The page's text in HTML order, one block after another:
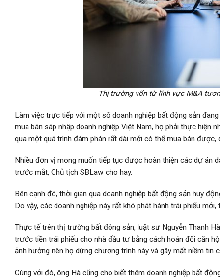
Thị trường vốn từ lĩnh vực M&A
Làm việc trực tiếp với một số doanh nghiệp bất động sản
mua bán sáp nhập doanh nghiệp Việt Nam, họ phải thực hiện
qua một quá trình đàm phán rất dài mới có thể mua bán
Nhiều đơn vị mong muốn tiếp tục được hoàn thiện các dự án
trước mắt, Chủ tịch SBLaw cho hay.
Bên cạnh đó, thời gian qua doanh nghiệp bất động sản huy
Do vậy, các doanh nghiệp này rất khó phát hành trái phiếu
Thực tế trên thị trường bất động sản, luật sư Nguyễn Thanh
trước tiền trái phiếu cho nhà đầu tư bằng cách hoán đổi căn
ảnh hưởng nên họ dừng chương trình này và gây mất niềm tin
Cùng với đó, ông Hà cũng cho biết thêm doanh nghiệp bất